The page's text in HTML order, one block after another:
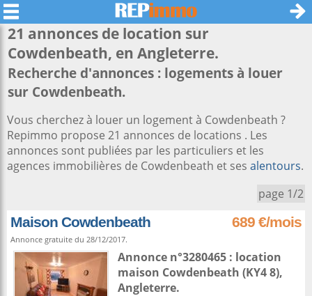
21 annonces de location sur
Cowdenbeath, en Angleterre.
Recherche d'annonces : logements à louer
sur Cowdenbeath.
Vous cherchez à louer un logement à Cowdenbeath ?
Repimmo propose 21 annonces de locations . Les
annonces sont publiées par les particuliers et les
agences immobilières de Cowdenbeath et ses alentours.
page 1/2
Maison Cowdenbeath 689 €/mois
Annonce gratuite du 28/12/2017.
Annonce n°3280465 : location
maison Cowdenbeath (KY4 8),
Angleterre.